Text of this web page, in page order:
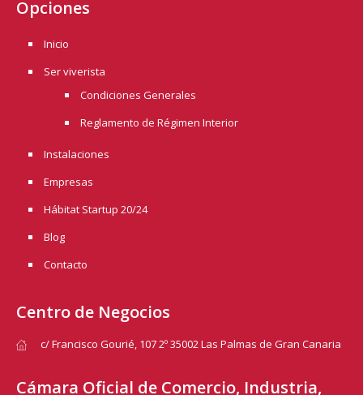
Opciones
Inicio
Ser viverista
Condiciones Generales
Reglamento de Régimen Interior
Instalaciones
Empresas
Hábitat Startup 20/24
Blog
Contacto
Centro de Negocios
c/ Francisco Gourié, 107 2º 35002 Las Palmas de Gran Canaria
Cámara Oficial de Comercio, Industria,